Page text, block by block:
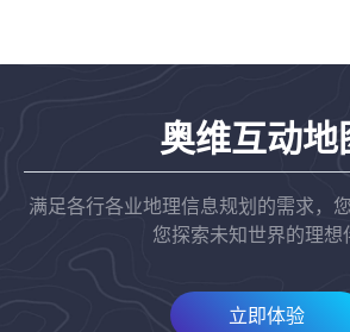
奥维互动地
满足各行各业地理信息规划的需求，
您探索未知世界的理想
立即体验